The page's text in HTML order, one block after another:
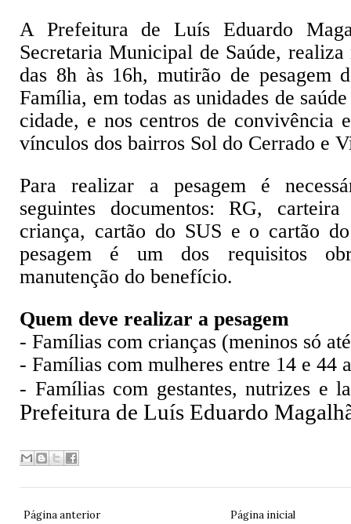
A Prefeitura de Luís Eduardo
Secretaria Municipal de Saúde,
das 8h às 16h, mutirão de pesagem
Família, em todas as unidades de
cidade, e nos centros de convivência
vínculos dos bairros Sol do Cerrado e
Para realizar a pesagem é
seguintes documentos: RG,
criança, cartão do SUS e o cartão
pesagem é um dos requisitos
manutenção do benefício.
Quem deve realizar a pesagem
- Famílias com crianças (meninos só
- Famílias com mulheres entre 14 e 44
- Famílias com gestantes, nutrizes e
Prefeitura de Luís Eduardo
Página anterior Página inicial